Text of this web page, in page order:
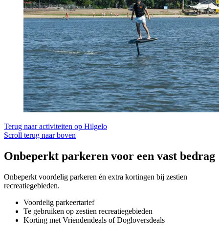
Terug naar activiteiten op Hilgelo
Scroll terug naar boven
Onbeperkt parkeren voor een vast bedrag
Onbeperkt voordelig parkeren én extra kortingen bij zestien
recreatiegebieden.
Voordelig parkeertarief
Te gebruiken op zestien recreatiegebieden
Korting met Vriendendeals of Dogloversdeals